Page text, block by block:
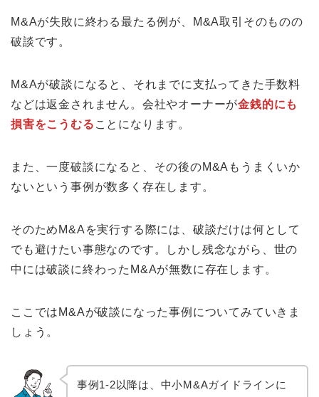
M&Aが失敗に終わる最たる例が、M&A取引そのものの
破談です。
M&Aが破談になると、それまでに支払ってきた手数料
などは返金されません。会社やオーナーが金銭的にも
損害をこうむる ことになります。
また、一度破談になると、その後のM&Aもうまくいか
ないという事例が数多く存在します。
そのためM&Aを実行する際には、破談だけは何として
でも避けたい事態なのです。しかし残念ながら、世の
中には破談に終わったM&Aが無数に存在します。
ここではM&Aが破談になった事例についてみていきま
しょう。
事例1-2以降は、中小M&Aガイドラインに